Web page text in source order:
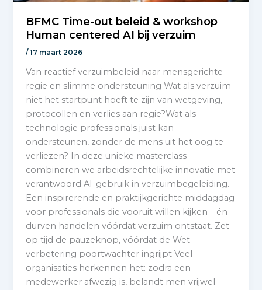
BFMC Time-out beleid & workshop
Human centered AI bij verzuim
/17 maart 2026
Van reactief verzuimbeleid naar mensgerichte
regie en slimme ondersteuning Wat als verzuim
niet het startpunt hoeft te zijn van wetgeving,
protocollen en verlies aan regie?Wat als
technologie professionals juist kan
ondersteunen, zonder de mens uit het oog te
verliezen? In deze unieke masterclass
combineren we arbeidsrechtelijke innovatie met
verantwoord AI-gebruik in verzuimbegeleiding.
Een inspirerende en praktijkgerichte middagdag
voor professionals die vooruit willen kijken – én
durven handelen vóórdat verzuim ontstaat. Zet
op tijd de pauzeknop, vóórdat de Wet
verbetering poortwachter ingrijpt Veel
organisaties herkennen het: zodra een
medewerker afwezig is, belandt men vrijwel